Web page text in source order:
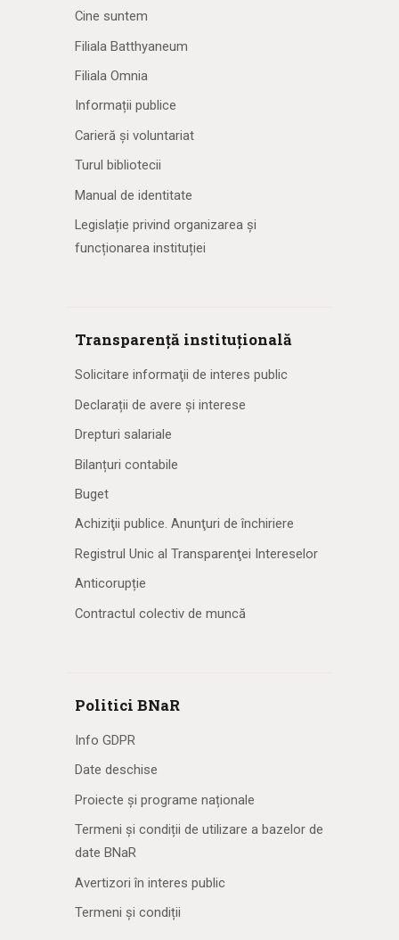
Cine suntem
Filiala Batthyaneum
Filiala Omnia
Informații publice
Carieră și voluntariat
Turul bibliotecii
Manual de identitate
Legislație privind organizarea și
funcționarea instituției
Transparență instituțională
Solicitare informaţii de interes public
Declarații de avere și interese
Drepturi salariale
Bilanțuri contabile
Buget
Achiziţii publice. Anunţuri de închiriere
Registrul Unic al Transparenţei Intereselor
Anticorupție
Contractul colectiv de muncă
Politici BNaR
Info GDPR
Date deschise
Proiecte și programe naționale
Termeni și condiții de utilizare a bazelor de
date BNaR
Avertizori în interes public
Termeni și condiții